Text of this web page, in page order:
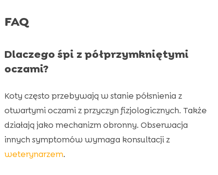
FAQ
Dlaczego śpi z półprzymkniętymi
oczami?
Koty często przebywają w stanie półsnienia z
otwartymi oczami z przyczyn fizjologicznych. Także
działają jako mechanizm obronny. Obserwacja
innych symptomów wymaga konsultacji z
weterynarzem.